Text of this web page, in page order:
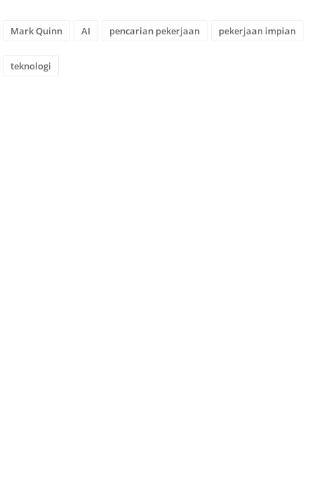
Mark Quinn AI pencarian pekerjaan pekerjaan impian
teknologi